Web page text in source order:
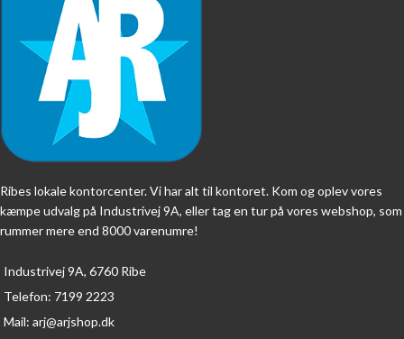
Ribes lokale kontorcenter. Vi har alt til kontoret. Kom og oplev vores
kæmpe udvalg på Industrivej 9A, eller tag en tur på vores webshop, som
rummer mere end 8000 varenumre!
Industrivej 9A, 6760 Ribe
Telefon: 7199 2223
Mail: arj@arjshop.dk